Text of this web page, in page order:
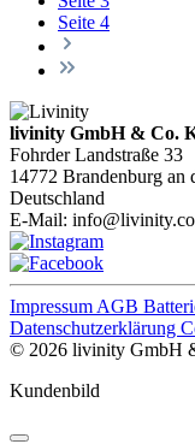
Seite 4
livinity GmbH & Co.
Fohrder Landstraße 33
14772 Brandenburg an
Deutschland
E-Mail:
Impressum AGB
Datenschutzerklärung
© 2026 livinity GmbH
Kundenbild